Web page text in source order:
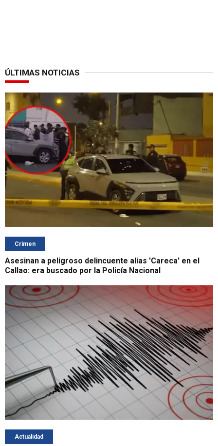
ÚLTIMAS NOTICIAS
Crimen
Asesinan a peligroso delincuente alias 'Careca' en el
Callao: era buscado por la Policía Nacional
Actualidad